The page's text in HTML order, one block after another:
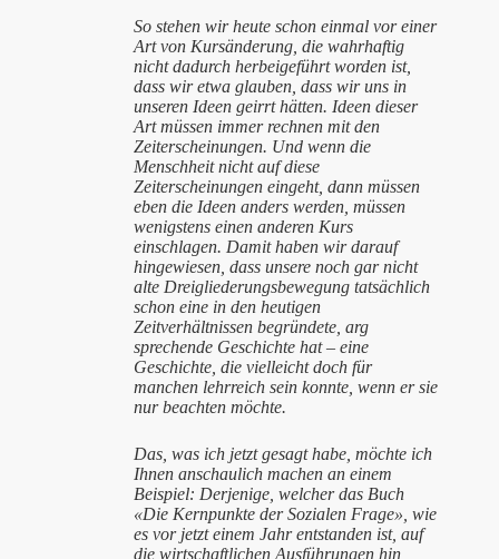
So stehen wir heute schon einmal vor einer
Art von Kursänderung, die wahrhaftig
nicht dadurch herbeigeführt worden ist,
dass wir etwa glauben, dass wir uns in
unseren Ideen geirrt hätten. Ideen dieser
Art müssen immer rechnen mit den
Zeiterscheinungen. Und wenn die
Menschheit nicht auf diese
Zeiterscheinungen eingeht, dann müssen
eben die Ideen anders werden, müssen
wenigstens einen anderen Kurs
einschlagen. Damit haben wir darauf
hingewiesen, dass unsere noch gar nicht
alte Dreigliederungsbewegung tatsächlich
schon eine in den heutigen
Zeitverhältnissen begründete, arg
sprechende Geschichte hat – eine
Geschichte, die vielleicht doch für
manchen lehrreich sein konnte, wenn er sie
nur beachten möchte.
Das, was ich jetzt gesagt habe, möchte ich
Ihnen anschaulich machen an einem
Beispiel: Derjenige, welcher das Buch
«Die Kernpunkte der Sozialen Frage», wie
es vor jetzt einem Jahr entstanden ist, auf
die wirtschaftlichen Ausführungen hin